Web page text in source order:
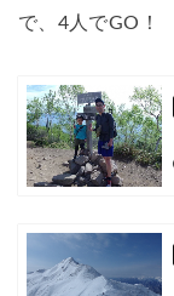
で、4人でGO！